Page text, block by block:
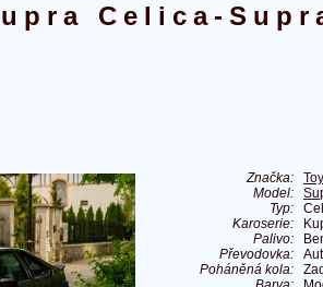
Celica-
Značka:
Model:
Typ:
Karoserie:
Palivo:
Převodovka:
Poháněná kola: